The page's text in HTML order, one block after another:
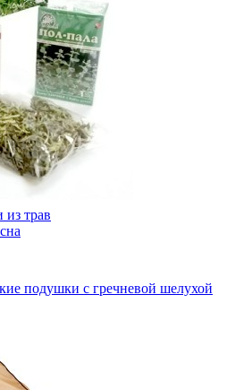
из трав
подушки с гречневой шелухой